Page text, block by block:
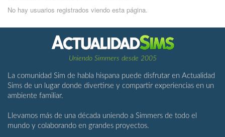
No hay usuarios registrados viendo esta página.
Uniendo Simmers desde 2005
La comunidad Sim de habla hispana puede disfrutar en Actualidad
Sims de un lugar donde divertirse y compartir experiencias en un
ambiente familiar.
Llevamos más de una década uniendo a Simmers de todo el
mundo y colaborando en grandes proyectos.